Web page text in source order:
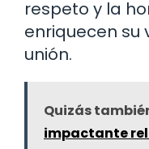
respeto y la
enriquecen su
unión.
Quizás
impactante